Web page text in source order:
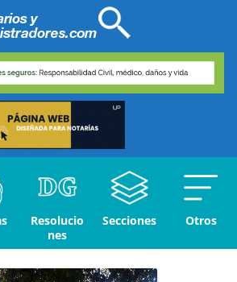
Resolucio
nes
Secciones Otros